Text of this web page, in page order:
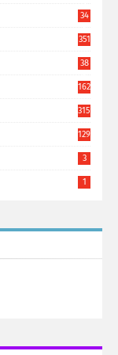
34
351
38
162
315
129
3
1